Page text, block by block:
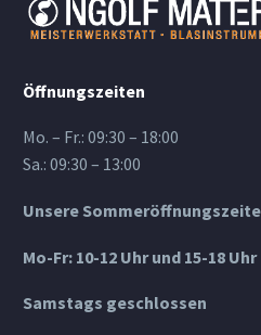
Öffnungszeiten
Mo. – Fr.: 09:30 – 18:00
Sa.: 09:30 – 13:00
Unsere
Mo-Fr: 10-12 Uhr und 15-18 Uhr
Samstags geschlossen